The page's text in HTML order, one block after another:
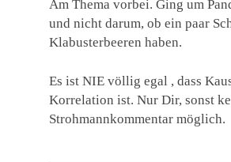
Am Thema vorbei. Ging um
und nicht darum, ob ein paar
Klabusterbeeren haben.
Es ist NIE völlig egal , dass
Korrelation ist. Nur Dir, sonst
Strohmannkommentar möglich.